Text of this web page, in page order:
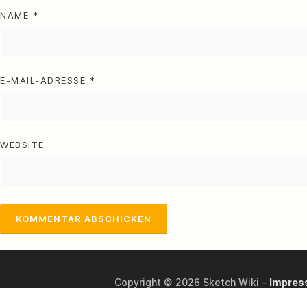
NAME *
E-MAIL-ADRESSE *
WEBSITE
Copyright © 2026 Sketch Wiki –